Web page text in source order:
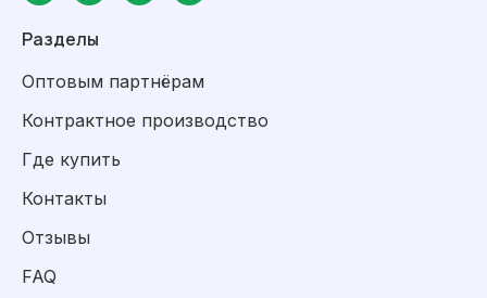
Разделы
Оптовым партнёрам
Контрактное производство
Где купить
Контакты
Отзывы
FAQ